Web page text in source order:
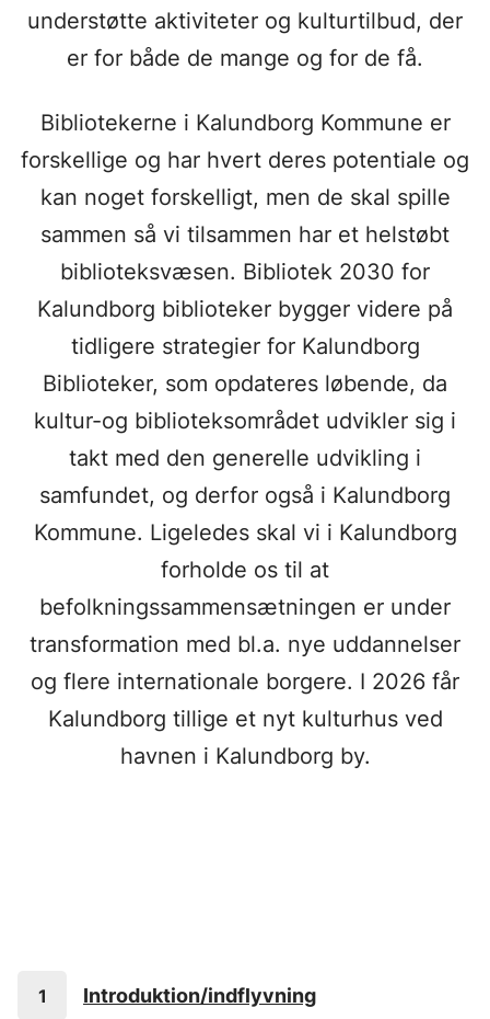
understøtte aktiviteter og kulturtilbud, der
er for både de mange og for de få.
Bibliotekerne i Kalundborg Kommune er
forskellige og har hvert deres potentiale og
kan noget forskelligt, men de skal spille
sammen så vi tilsammen har et helstøbt
biblioteksvæsen. Bibliotek 2030 for
Kalundborg biblioteker bygger videre på
tidligere strategier for Kalundborg
Biblioteker, som opdateres løbende, da
kultur-og biblioteksområdet udvikler sig i
takt med den generelle udvikling i
samfundet, og derfor også i Kalundborg
Kommune. Ligeledes skal vi i Kalundborg
forholde os til at
befolkningssammensætningen er under
transformation med bl.a. nye uddannelser
og flere internationale borgere. I 2026 får
Kalundborg tillige et nyt kulturhus ved
havnen i Kalundborg by.
Introduktion/indflyvning